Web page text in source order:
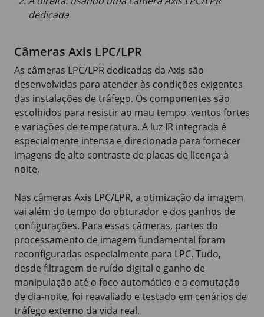
dedicada
Câmeras Axis LPC/LPR
As câmeras LPC/LPR dedicadas da Axis são
desenvolvidas para atender às condições exigentes
das instalações de tráfego. Os componentes são
escolhidos para resistir ao mau tempo, ventos fortes
e variações de temperatura. A luz IR integrada é
especialmente intensa e direcionada para fornecer
imagens de alto contraste de placas de licença à
noite.
Nas câmeras Axis LPC/LPR, a otimização da imagem
vai além do tempo do obturador e dos ganhos de
configurações. Para essas câmeras, partes do
processamento de imagem fundamental foram
reconfiguradas especialmente para LPC. Tudo,
desde filtragem de ruído digital e ganho de
manipulação até o foco automático e a comutação
de dia-noite, foi reavaliado e testado em cenários de
tráfego externo da vida real.